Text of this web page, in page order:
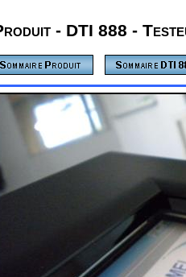
- DTI 888 -